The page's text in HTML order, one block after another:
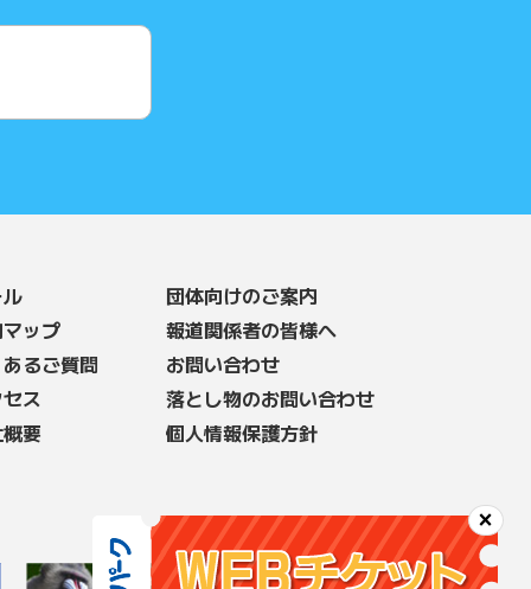
×
ップ
るご質問
ス
要
団体向けのご案内
報道関係者の皆様へ
お問い合わせ
落とし物のお問い合わせ
個人情報保護方針